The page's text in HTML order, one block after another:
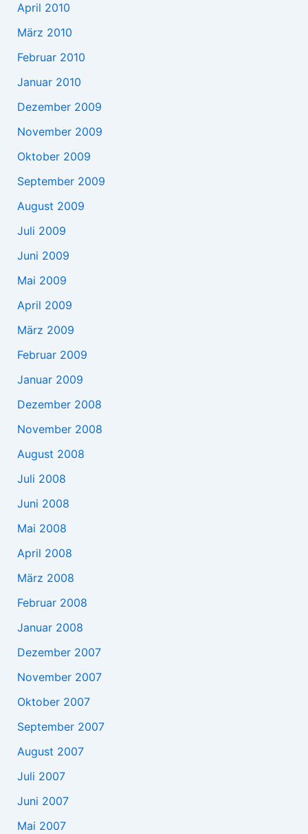
April 2010
März 2010
Februar 2010
Januar 2010
Dezember 2009
November 2009
Oktober 2009
September 2009
August 2009
Juli 2009
Juni 2009
Mai 2009
April 2009
März 2009
Februar 2009
Januar 2009
Dezember 2008
November 2008
August 2008
Juli 2008
Juni 2008
Mai 2008
April 2008
März 2008
Februar 2008
Januar 2008
Dezember 2007
November 2007
Oktober 2007
September 2007
August 2007
Juli 2007
Juni 2007
Mai 2007